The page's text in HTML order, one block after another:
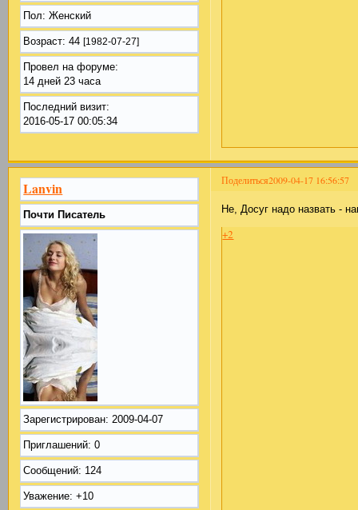
Пол: Женский
Возраст: 44[1982-07-27]
Провел на форуме:
14 дней 23 часа
Последний визит:
2016-05-17 00:05:34
Поделиться2009-04-17 16:56:57
Lanvin
Почти Писатель
Зарегистрирован: 2009-04-07
Приглашений: 0
Сообщений: 124
Уважение: +10
Не, Досуг надо назвать -
+2